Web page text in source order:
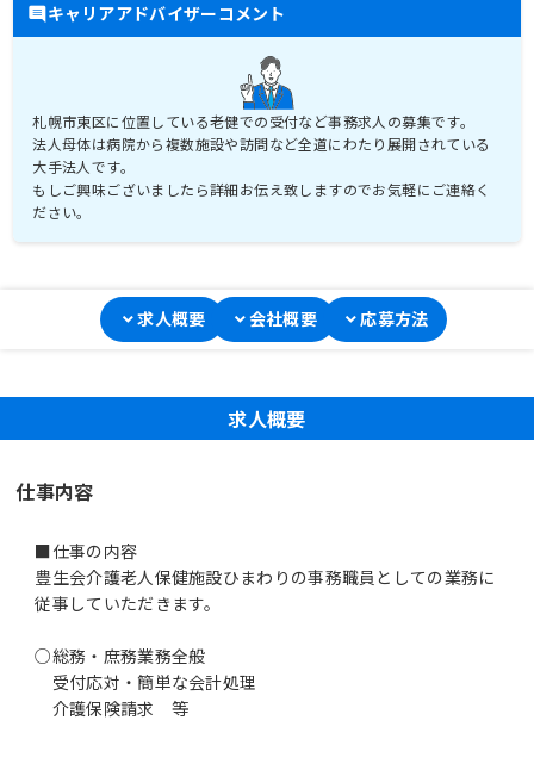
キャリアアドバイザーコメント
札幌市東区に位置している老健での受付など事務求人の募集です。
法人母体は病院から複数施設や訪問など全道にわたり展開されている
大手法人です。
もしご興味ございましたら詳細お伝え致しますのでお気軽にご連絡く
ださい。
求人概要 会社概要 応募方法
求人概要
仕事内容
■仕事の内容
豊生会介護老人保健施設ひまわりの事務職員としての業務に
従事していただきます。
○総務・庶務業務全般
受付応対・簡単な会計処理